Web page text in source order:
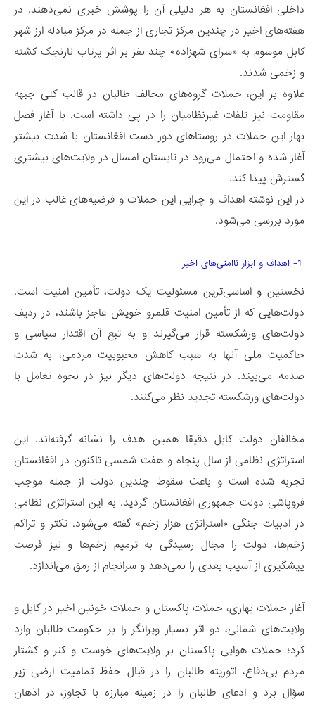
داخلی افغانستان به هر دلیلی آن را پوشش خبری نمی‌دهند. در
هفته‌های اخیر در چندین مرکز تجاری از جمله در مرکز مبادله ارز شهر
کابل موسوم به «سرای شهزاده» چند نفر بر اثر پرتاب نارنجک کشته
و زخمی شدند.
علاوه بر این، حملات گروه‌های مخالف طالبان در قالب کلی جبهه
مقاومت نیز تلفات غیرنظامیان را در پی داشته است. با آغاز فصل
بهار این حملات در روستاهای دور دست افغانستان با شدت بیشتر
آغاز شده و احتمال می‌رود در تابستان امسال در ولایت‌های بیشتری
گسترش پیدا کند.
در این نوشته اهداف و چرایی این حملات و فرضیه‌های غالب در این
مورد بررسی می‌شود.
نخستین و اساسی‌ترین مسئولیت یک دولت، تأمین امنیت است.
دولت‌هایی که از تأمین امنیت قلمرو خویش عاجز باشند، در ردیف
دولت‌های ورشکسته قرار می‌گیرند و به تبع آن اقتدار سیاسی و
حاکمیت ملی آنها به سبب کاهش محبوبیت مردمی، به شدت
صدمه می‌بیند. در نتیجه دولت‌های دیگر نیز در نحوه تعامل با
دولت‌های ورشکسته تجدید نظر می‌کنند.
مخالفان دولت کابل دقیقا همین هدف را نشانه گرفته‌اند. این
استراتژی نظامی از سال پنجاه و هفت شمسی تاکنون در افغانستان
تجربه شده است و باعث سقوط چندین دولت از جمله موجب
فروپاشی دولت جمهوری افغانستان گردید. به این استراتژی نظامی
در ادبیات جنگی «استراتژی هزار زخم» گفته می‌شود. تکثر و تراکم
زخم‌ها، دولت را مجال رسیدگی به ترمیم زخم‌ها و نیز فرصت
پیشگیری از آسیب بعدی را نمی‌دهد و سرانجام از رمق می‌اندازد.
آغاز حملات بهاری، حملات پاکستان و حملات خونین اخیر در کابل و
ولایت‌های شمالی، دو اثر بسیار ویرانگر را بر حکومت طالبان وارد
کرد؛ حملات هوایی پاکستان بر ولایت‌های خوست و کنر و کشتار
مردم بی‌دفاع، اتوریته طالبان را در قبال حفظ تمامیت ارضی زیر
سؤال برد و ادعای طالبان را در زمینه مبارزه با تجاوز، در اذهان